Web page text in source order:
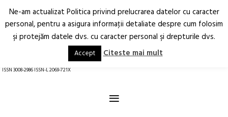
Arhitectură.
Oraș.
RO EN
ISSN 3008-2986 ISSN-L 2069-721X
≡
Ne-am actualizat Politica privind prelucrarea datelor cu caracter
personal, pentru a asigura informaţii detaliate despre cum folosim
şi protejăm datele dvs. cu caracter personal şi drepturile dvs.
Accept Citeste mai mult